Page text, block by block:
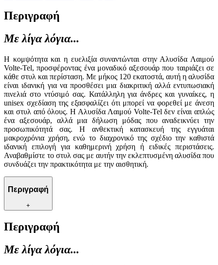
Περιγραφή
Με λίγα λόγια...
Η κομψότητα και η ευελιξία συναντώνται στην Αλυσίδα Λαιμού
Volte-Tel, προσφέροντας ένα μοναδικό αξεσουάρ που ταιριάζει σε
κάθε στυλ και περίσταση. Με μήκος 120 εκατοστά, αυτή η αλυσίδα
είναι ιδανική για να προσθέσει μια διακριτική αλλά εντυπωσιακή
πινελιά στο ντύσιμό σας. Κατάλληλη για άνδρες και γυναίκες, η
unisex σχεδίαση της εξασφαλίζει ότι μπορεί να φορεθεί με άνεση
και στυλ από όλους. Η Αλυσίδα Λαιμού Volte-Tel δεν είναι απλώς
ένα αξεσουάρ, αλλά μια δήλωση μόδας που αναδεικνύει την
προσωπικότητά σας. Η ανθεκτική κατασκευή της εγγυάται
μακροχρόνια χρήση, ενώ το διαχρονικό της σχέδιο την καθιστά
ιδανική επιλογή για καθημερινή χρήση ή ειδικές περιστάσεις.
Αναβαθμίστε το στυλ σας με αυτήν την εκλεπτυσμένη αλυσίδα που
συνδυάζει την πρακτικότητα με την αισθητική.
Περιγραφή
+
Περιγραφή
Με λίγα λόγια...